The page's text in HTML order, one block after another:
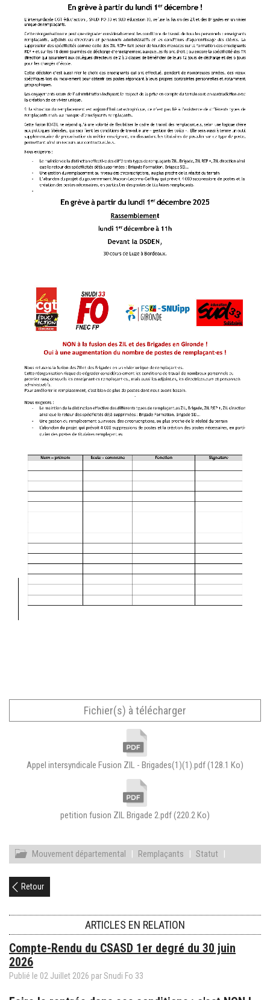
Fichier(s) à télécharger
Appel intersyndicale Fusion ZIL - Brigades(1)(1).pdf(128.1 Ko)
petition fusion ZIL Brigade 2.pdf(220.2 Ko)
Mouvement départemental | Remplaçants | Statut |
Retour
ARTICLES EN RELATION
Compte-Rendu du CSASD 1er degré du 30 juin
2026
Publié le 02 Juillet 2026 parSnudi Fo 33